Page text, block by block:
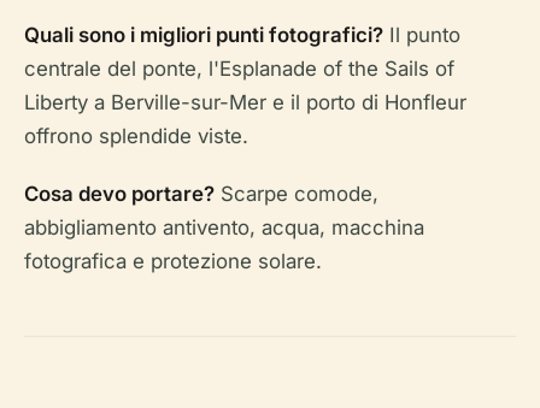
Quali sono i migliori punti fotografici? Il punto
centrale del ponte, l'Esplanade of the Sails of
Liberty a Berville-sur-Mer e il porto di Honfleur
offrono splendide viste.
Cosa devo portare? Scarpe comode,
abbigliamento antivento, acqua, macchina
fotografica e protezione solare.